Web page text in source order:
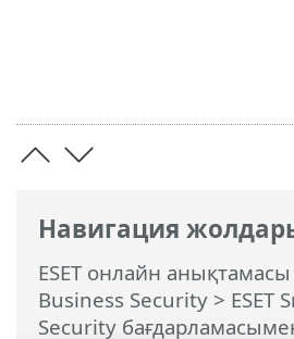
Навигация
ESET онлайн анықтамасы
Business Security > ESET
Security